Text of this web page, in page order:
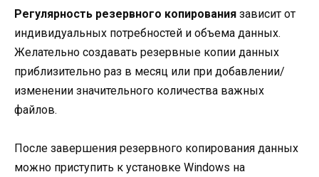
Регулярность резервного копирования зависит от
индивидуальных потребностей и объема данных.
Желательно создавать резервные копии данных
приблизительно раз в месяц или при добавлении/
изменении значительного количества важных
файлов.
После завершения резервного копирования данных
можно приступить к установке Windows на